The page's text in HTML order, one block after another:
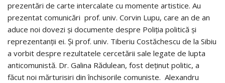
prezentări de carte intercalate cu momente artistice. Au
prezentat comunicări prof. univ. Corvin Lupu, care an de an
aduce noi dovezi și documente despre Poliția politică și
reprezentanții ei. Și prof. univ. Tiberiu Costăchescu de la Sibiu
a vorbit despre rezultatele cercetării sale legate de lupta
anticomunistă. Dr. Galina Rădulean, fost deținut politic, a
făcut noi mărturisiri din închisorile comuniste. Alexandru